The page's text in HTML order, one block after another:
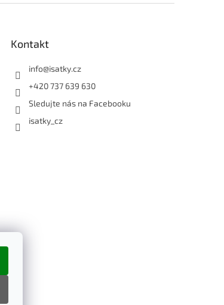
Kontakt
info@isatky.cz
+420 737 639 630
Sledujte nás na Facebooku
isatky_cz